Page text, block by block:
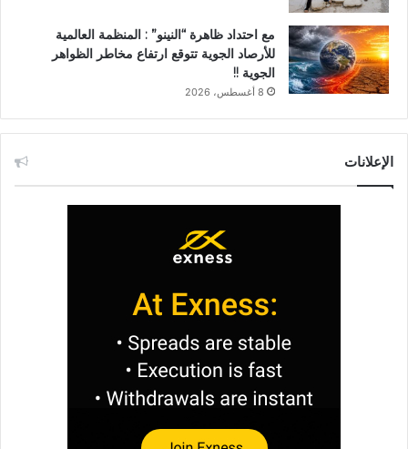
مع احتداد ظاهرة “النينو” : المنظمة العالمية
للأرصاد الجوية تتوقع ارتفاع مخاطر الظواهر
الجوية !!
8 أغسطس، 2026
الإعلانات